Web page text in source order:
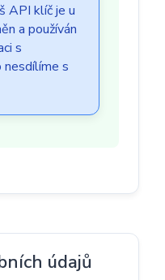
API klíč je u
a používán
s
nesdílíme s
údajů